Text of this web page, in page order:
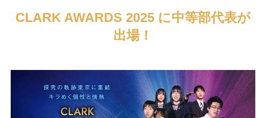
CLARK AWARDS 2025 に中等部代表が
出場！